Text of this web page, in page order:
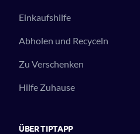
Einkaufshilfe
Abholen und Recyceln
Zu Verschenken
Hilfe Zuhause
ÜBER TIPTAPP